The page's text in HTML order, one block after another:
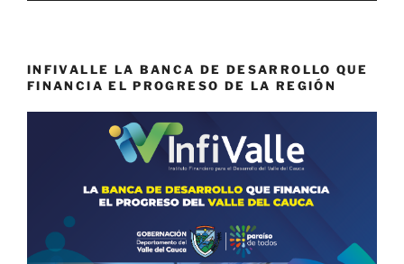
INFIVALLE LA BANCA DE DESARROLLO QUE
FINANCIA EL PROGRESO DE LA REGIÓN